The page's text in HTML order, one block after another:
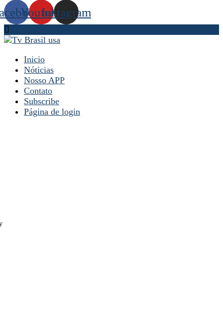
YoutubeInstagram
Inicio
Nóticias
Nosso APP
Contato
Subscribe
Página de login